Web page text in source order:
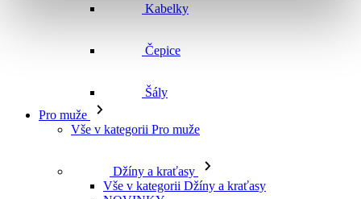
Kabelky
Čepice
Šály
Pro muže
Vše v kategorii Pro muže
Džíny a kraťasy
Vše v kategorii Džíny a kraťasy